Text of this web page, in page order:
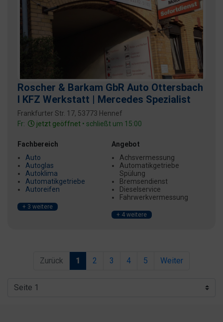
Roscher & Barkam GbR Auto Ottersbach
I KFZ Werkstatt | Mercedes Spezialist
Frankfurter Str. 17, 53773 Hennef
Fr:
jetzt geöffnet • schließt um 15:00
Fachbereich
Auto
Autoglas
Autoklima
Automatikgetriebe
Autoreifen
+ 3 weitere
Angebot
Achsvermessung
Automatikgetriebe
Spülung
Bremsendienst
Dieselservice
Fahrwerkvermessung
+ 4 weitere
Zurück 1 2 3 4 5 Weiter